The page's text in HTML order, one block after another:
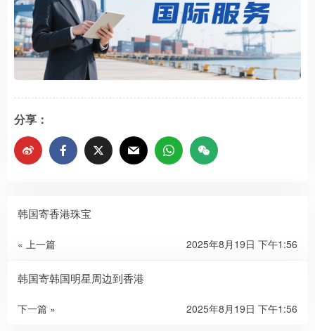
分享：
韩国寄香港珠宝
« 上一篇 2025年8月19日 下午1:56
韩国寄韩国明星周边到香港
下一篇 » 2025年8月19日 下午1:56